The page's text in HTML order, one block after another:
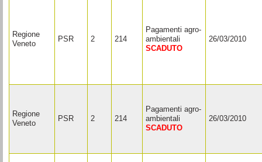
Regione
Veneto
PSR 2 214
Pagamenti agro-
ambientali
SCADUTO
26/03/2010
Regione
Veneto
PSR 2 214
Pagamenti agro-
ambientali
SCADUTO
26/03/2010